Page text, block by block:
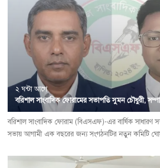
২ ঘন্টা আগে
বরিশাল সাংবাদিক ফোরামের সভাপতি সুমন চৌধুরী,
বরিশাল সাংবাদিক ফোরাম (বিএসএফ)-এর বার্ষিক সাধারণ
সভায় আগামী এক বছরের জন্য সংগঠনটির নতুন কমিটি